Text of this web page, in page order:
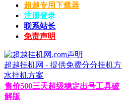
超越专用下载器
注册登录
联系站长
免责声明
超越挂机网 - 提供免费分分挂机
水挂机方案
售价500三天超级稳定出号工具破
解版